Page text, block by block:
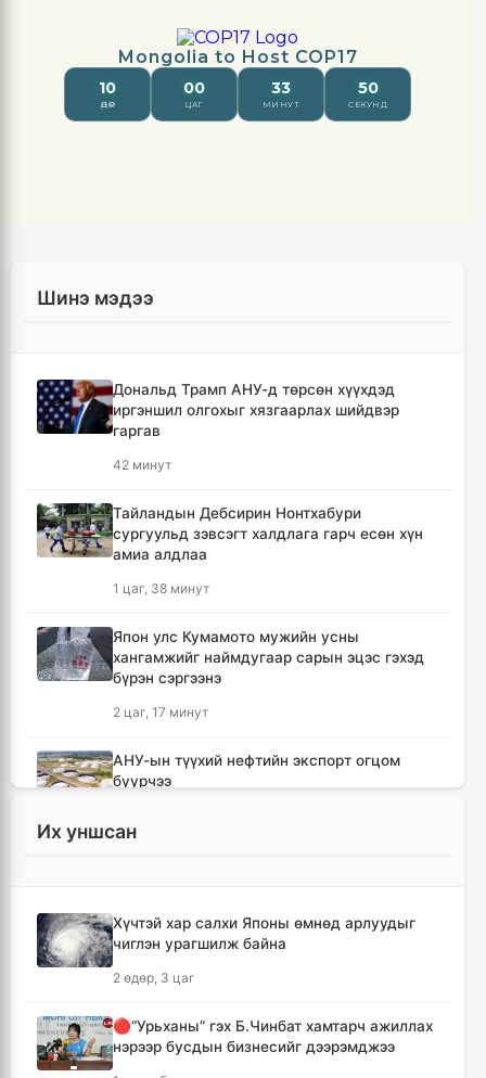
Шинэ мэдээ
Дональд Трамп АНУ-д төрсөн хүүхдэд
иргэншил олгохыг хязгаарлах шийдвэр
гаргав
42 минут
Тайландын Дебсирин Нонтхабури
сургуульд зэвсэгт халдлага гарч есөн хүн
амиа алдлаа
1 цаг, 38 минут
Япон улс Кумамото мужийн усны
хангамжийг наймдугаар сарын эцэс гэхэд
бүрэн сэргээнэ
2 цаг, 17 минут
АНУ-ын түүхий нефтийн экспорт огцом
буурчээ
2 цаг, 56 минут
Лимитгүй АИ-92 автобензин олгосон ШТС-
4 цаг, 21 минут
Их уншсан
Хүчтэй хар салхи Японы өмнөд арлуудыг
чиглэн урагшилж байна
2 өдөр, 3 цаг
🔴“Урьханы” гэх Б.Чинбат хамтарч ажиллах
нэрээр бусдын бизнесийг дээрэмджээ